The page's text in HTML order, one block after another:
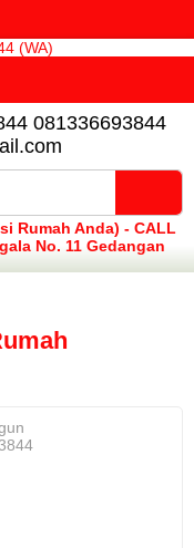
081336693844
Rumah Anda) - CALL
No. 11 Gedangan